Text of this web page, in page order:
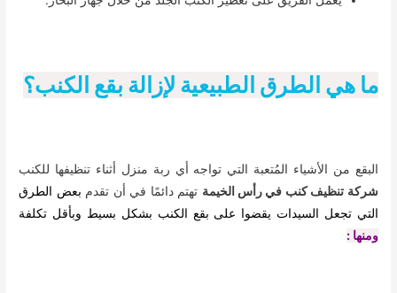
ما هي الطرق الطبيعية لإزالة بقع الكنب؟
البقع من الأشياء المُتعبة التي تواجه أي ربة منزل أثناء تنظيفها للكنب
شركة تنظيف كنب في رأس الخيمة تهتم دائمًا في أن تقدم بعض الطرق
التي تجعل السيدات يقضوا على بقع الكنب بشكل بسيط وبأقل تكلفة
ومنها :